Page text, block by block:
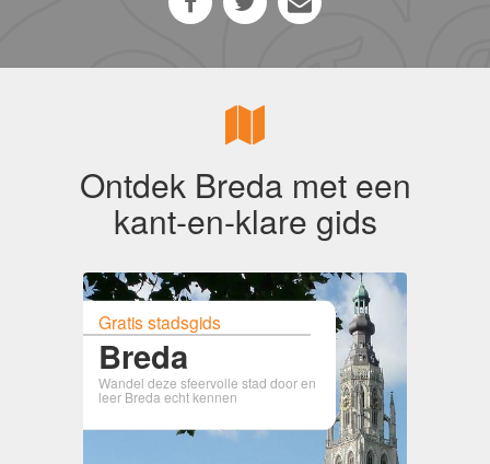
Ontdek Breda met een
kant-en-klare gids
Gratis stadsgids
Breda
Wandel deze sfeervolle stad door en
leer Breda echt kennen